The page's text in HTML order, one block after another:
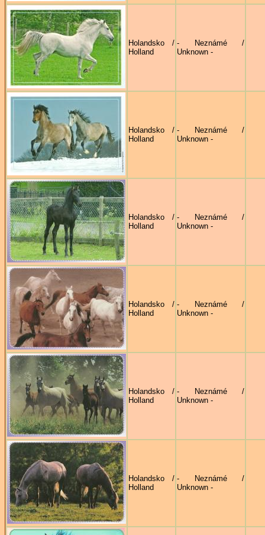
Holandsko /
Holland
- Neznámé /
Unknown -
Holandsko /
Holland
- Neznámé /
Unknown -
Holandsko /
Holland
- Neznámé /
Unknown -
Holandsko /
Holland
- Neznámé /
Unknown -
Holandsko /
Holland
- Neznámé /
Unknown -
Holandsko /
Holland
- Neznámé /
Unknown -